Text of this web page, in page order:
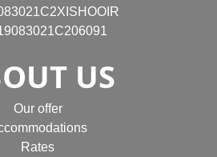
US
Our offer
Rates